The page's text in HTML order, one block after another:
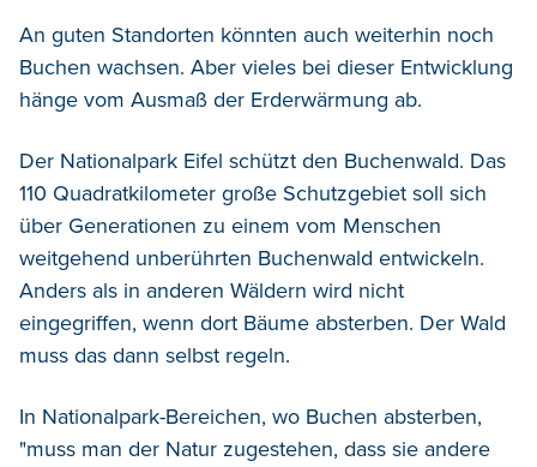
An guten Standorten könnten auch weiterhin noch
Buchen wachsen. Aber vieles bei dieser Entwicklung
hänge vom Ausmaß der Erderwärmung ab.
Der Nationalpark Eifel schützt den Buchenwald. Das
110 Quadratkilometer große Schutzgebiet soll sich
über Generationen zu einem vom Menschen
weitgehend unberührten Buchenwald entwickeln.
Anders als in anderen Wäldern wird nicht
eingegriffen, wenn dort Bäume absterben. Der Wald
muss das dann selbst regeln.
In Nationalpark-Bereichen, wo Buchen absterben,
"muss man der Natur zugestehen, dass sie andere